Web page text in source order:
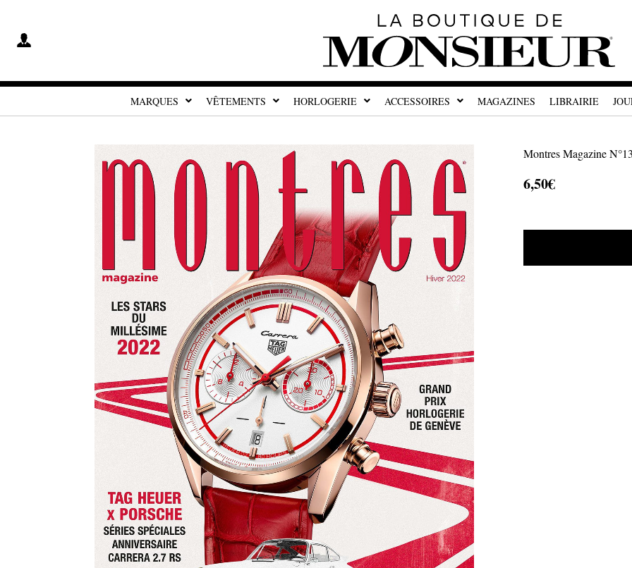
MARQUES VÊTEMENTS HORLOGERIE ACCESSOIRES MAGAZINES LIBRAIRIE
Montres Magazine
6,50€